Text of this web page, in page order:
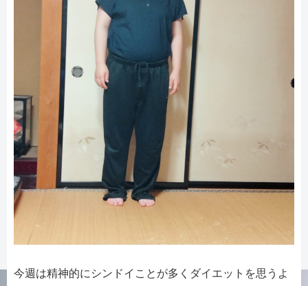
今週は精神的にシンドイことが多くダイエットを思うよ